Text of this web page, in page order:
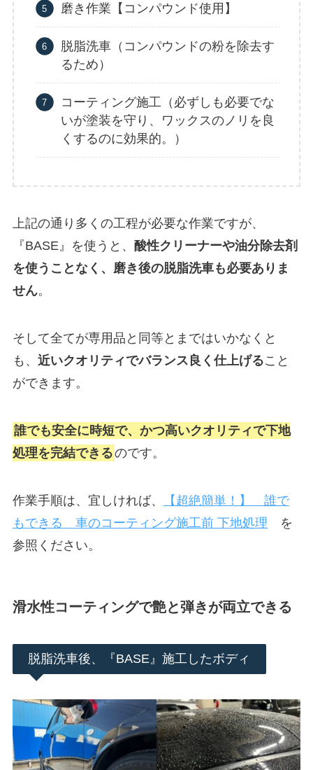
磨き作業【コンパウンド使用】
脱脂洗車（コンパウンドの粉を除去す
るため）
コーティング施工（必ずしも必要でな
いが塗装を守り、ワックスのノリを良
くするのに効果的。）
上記の通り多くの工程が必要な作業ですが、
『BASE』を使うと、 酸性クリーナーや油分除去剤
を使うことなく、磨き後の脱脂洗車も必要ありま
せん。
そして全てが専用品と同等とまではいかなくと
も、 近いクオリティでバランス良く仕上げること
ができます。
誰でも安全に時短で、かつ高いクオリティで下地
処理を完結できるのです。
作業手順は、宜しければ、
【超絶簡単！】 誰で
もできる 車のコーティング施工前 下地処理 を
参照ください。
滑水性コーティングで艶と弾きが両立できる
脱脂洗車後、『BASE』施工したボディ